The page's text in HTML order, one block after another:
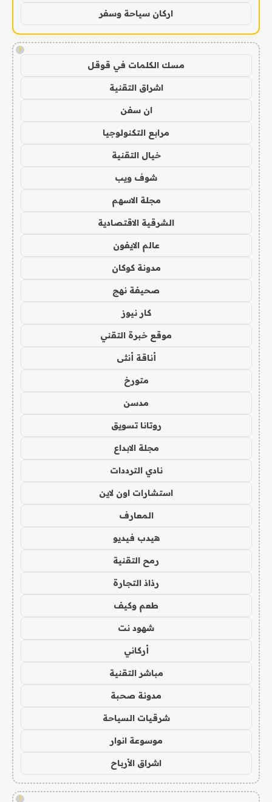
اركان سياحة وسفر
!
مسك الكلمات في قوقل
اشراق التقنية
ان سفن
مرابع التكنولوجيا
خيال التقنية
شوف ويب
مجلة الاسهم
الشرقية الاقتصادية
عالم الايفون
مدونة كوكان
صحيفة نهج
كار نيوز
موقع خبرة التقني
أناقة أنثى
متورخ
مدسن
روتانا تسويق
مجلة الابداع
نادي الترددات
استشارات اون لاين
المعارف
هيدب فيديو
رمح التقنية
رذاذ التجارة
طعم وكيف
شهود نت
أركاني
مباشر التقنية
مدونة صحبة
شرقيات السياحة
موسوعة انوار
اشراق الأرباح
!